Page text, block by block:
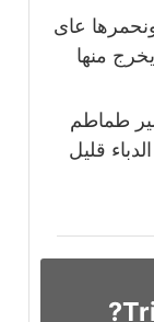
عاى
منها
طماطم
قليل